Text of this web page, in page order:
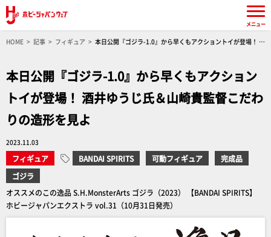
HOME 記事 フィギュア
本日公開『ゴジラ-1.0』から早くもアクショントイが登場！ 酒
本日公開『ゴジラ-1.0』から早くもアクション
トイが登場！ 酒井ゆうじ氏＆山崎貴監督こだわ
りの造形を見よ
2023.11.03
フィギュア BANDAI SPIRITS 可動フィギュア
完成品
ゴジラ
オススメのこの逸品 S.H.MonsterArts ゴジラ（2023） 【BANDAI SPIRITS】
ホビージャパンエクストラ vol.31（10月31日発売）
メニュー